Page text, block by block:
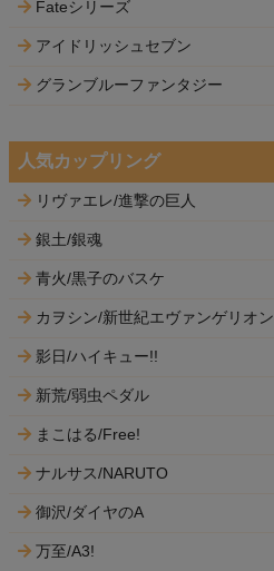
Fateシリーズ
アイドリッシュセブン
グランブルーファンタジー
人気カップリング
リヴァエレ/進撃の巨人
銀土/銀魂
青火/黒子のバスケ
カヲシン/新世紀エヴァンゲリオン
影日/ハイキュー!!
新荒/弱虫ペダル
まこはる/Free!
ナルサス/NARUTO
御沢/ダイヤのA
万至/A3!